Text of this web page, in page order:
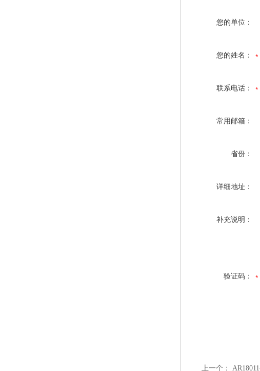
您的单位：
您的姓名：
联系电话：
常用邮箱：
省份：
详细地址：
补充说明：
验证码：
上一个：